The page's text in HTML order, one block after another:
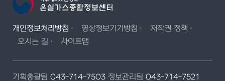
개인정보처리방침 영상정보기기방침
저작권 정책
오시는 길
사이트맵
기획총괄팀 043-714-7503 정보관리팀 043-714-7521